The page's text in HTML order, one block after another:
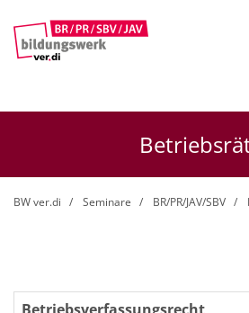
BW ver.di Seminare BR/PR/JAV/SBV